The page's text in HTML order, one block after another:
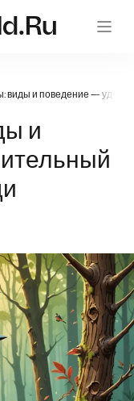
виды и поведение —
и